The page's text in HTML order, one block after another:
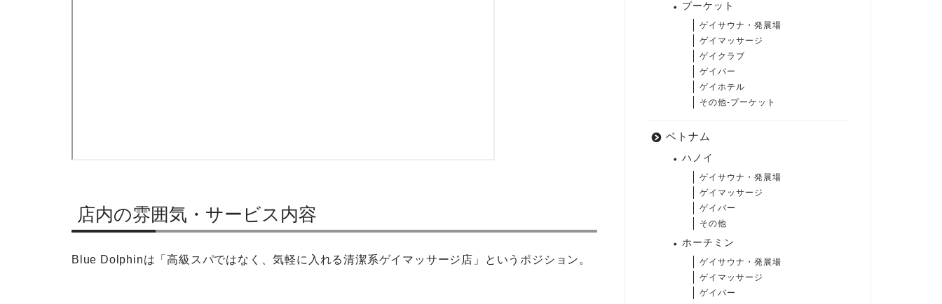
店内の雰囲気・サービス内容
Blue Dolphinは「高級スパではなく、気軽に入れる清潔系ゲイマッサージ店」というポジション。
プーケット
ゲイサウナ・発展場
ゲイマッサージ
ゲイクラブ
ゲイバー
ゲイホテル
その他-プーケット
ベトナム
ハノイ
ゲイサウナ・発展場
ゲイマッサージ
ゲイバー
その他
ホーチミン
ゲイサウナ・発展場
ゲイマッサージ
ゲイバー